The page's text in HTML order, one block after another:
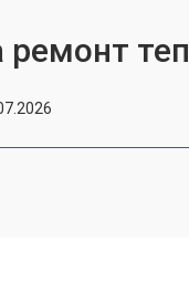
ремонт